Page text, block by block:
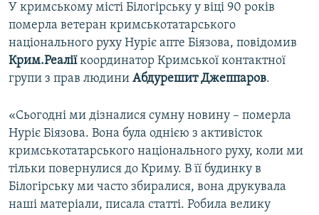
Усі сайти RFE/RL
У кримському місті Білогірську у віці 90 років
померла ветеран кримськотатарського
національного руху Нуріє апте Біязова, повідомив
Крим.Реаліїкоординатор Кримської контактної
групи з прав людини Абдурешит Джеппаров.
«Сьогодні ми дізналися сумну новину – померла
Нуріє Біязова. Вона була однією з активісток
кримськотатарського національного руху, коли ми
тільки повернулися до Криму. В її будинку в
Білогірську ми часто збиралися, вона друкувала
наші матеріали, писала статті. Робила велику